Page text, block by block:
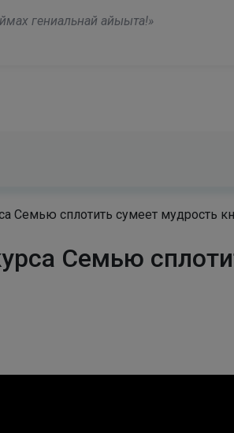
такой разговор, когда они сообщают нам
Семью сплотить сумеет мудрость
Семью